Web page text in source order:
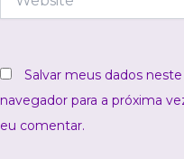
Salvar meus dados neste
navegador para a próxima
eu comentar.